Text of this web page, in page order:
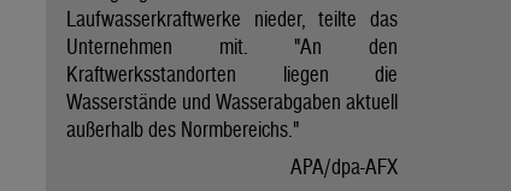
Laufwasserkraftwerke nieder, teilte das
Unternehmen mit. "An den
Kraftwerksstandorten liegen die
Wasserstände und Wasserabgaben aktuell
außerhalb des Normbereichs."
APA/dpa-AFX